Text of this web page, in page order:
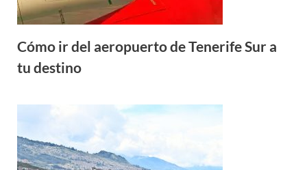
Cómo ir del aeropuerto de Tenerife Sur a
tu destino